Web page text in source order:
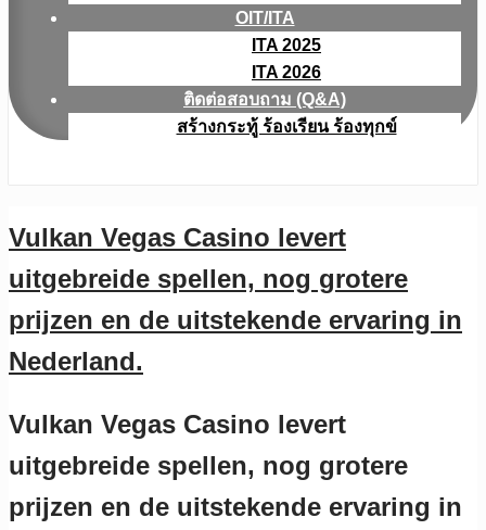
OIT/ITA
ITA 2025
ITA 2026
ติดต่อสอบถาม (Q&A)
สร้างกระทู้ ร้องเรียน ร้องทุกข์
Vulkan Vegas Casino levert
uitgebreide spellen, nog grotere
prijzen en de uitstekende ervaring in
Nederland.
Vulkan Vegas Casino levert
uitgebreide spellen, nog grotere
prijzen en de uitstekende ervaring in